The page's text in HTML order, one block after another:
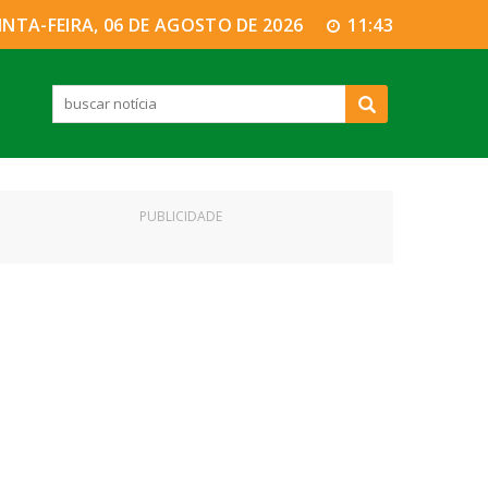
FEIRA, 06 DE AGOSTO DE 2026 11:43
PUBLICIDADE